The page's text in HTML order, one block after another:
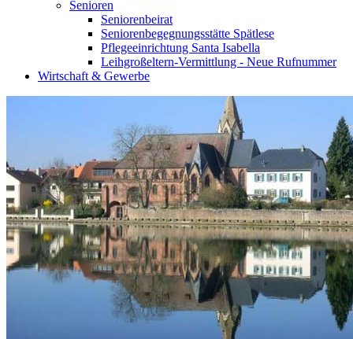
Senioren
Seniorenbeirat
Seniorenbegegnungsstätte Spätlese
Pflegeeinrichtung Santa Isabella
Leihgroßeltern-Vermittlung - Neue Rufnummer
Wirtschaft & Gewerbe